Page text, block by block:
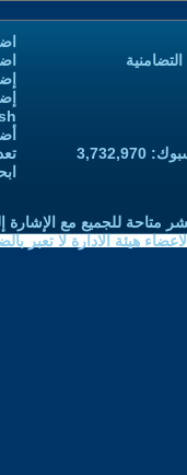
متاحة للجميع مع الإشارة
هيئة الادارة لا تعبر